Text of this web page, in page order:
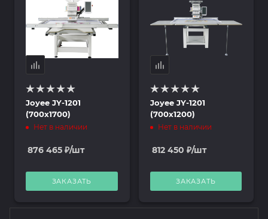
Joyee JY-1201
(700x1700)
Нет в наличии
876 465 ₽/шт
ЗАКАЗАТЬ
Joyee JY-1201
(700x1200)
Нет в наличии
812 450 ₽/шт
ЗАКАЗАТЬ